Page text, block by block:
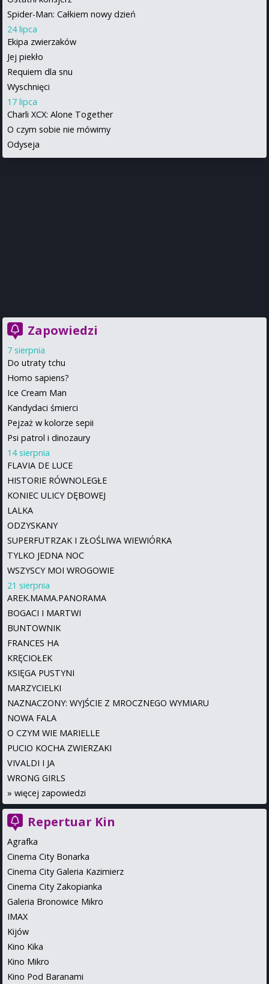
Spider-Man: Całkiem nowy dzień
24 lipca
Ekipa zwierzaków
Jej piekło
Requiem dla snu
Wyschnięci
17 lipca
Charli XCX: Alone Together
O czym sobie nie mówimy
Odyseja
Zapowiedzi
7 sierpnia
Do utraty tchu
Homo sapiens?
Ice Cream Man
Kandydaci śmierci
Pejzaż w kolorze sepii
Psi patrol i dinozaury
14 sierpnia
FLAVIA DE LUCE
HISTORIE RÓWNOLEGŁE
KONIEC ULICY DĘBOWEJ
LALKA
ODZYSKANY
SUPERFUTRZAK I ZŁOŚLIWA WIEWIÓRKA
TYLKO JEDNA NOC
WSZYSCY MOI WROGOWIE
21 sierpnia
AREK.MAMA.PANORAMA
BOGACI I MARTWI
BUNTOWNIK
FRANCES HA
KRĘCIOŁEK
KSIĘGA PUSTYNI
MARZYCIELKI
NAZNACZONY: WYJŚCIE Z MROCZNEGO WYMIARU
NOWA FALA
O CZYM WIE MARIELLE
PUCIO KOCHA ZWIERZAKI
VIVALDI I JA
WRONG GIRLS
» więcej zapowiedzi
Repertuar Kin
Agrafka
Cinema City Bonarka
Cinema City Galeria Kazimierz
Cinema City Zakopianka
Galeria Bronowice Mikro
IMAX
Kijów
Kino Kika
Kino Mikro
Kino Pod Baranami